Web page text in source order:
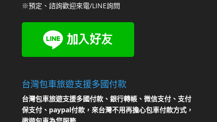
※預定、諮詢歡迎來電/LINE詢問
台灣包車旅遊支援多國付款
台灣包車旅遊支援多國付款、銀行轉帳、微信支付、支付
保支付、paypal付款，來台灣不用再擔心包車付款方式，